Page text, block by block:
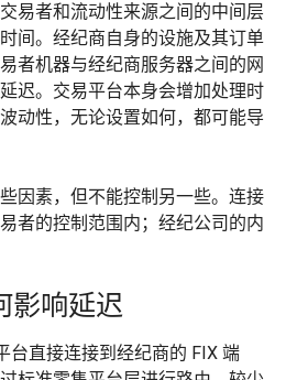
易者和流动性来源之间的中间层
间。经纪商自身的设施及其订单
者机器与经纪商服务器之间的网
迟。交易平台本身会增加处理时
动性，无论设置如何，都可能导
因素，但不能控制另一些。连接
者的控制范围内；经纪公司的内
影响延迟
台直接连接到经纪商的 FIX 端